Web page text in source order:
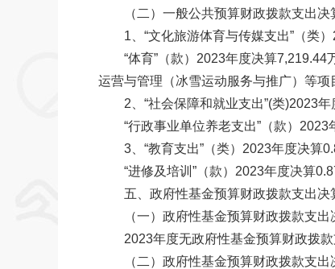
（二）一般公共预算财政拨款支出
1、“文化旅游体育与传媒支出”（类
“体育”（款）2023年度决算7,219.44万
运营与管理（冰雪运动服务与推广）等项目
2、“社会保障和就业支出”(类)2023年
“行政事业单位养老支出”（款）2023
3、“教育支出”（类）2023年度决算
“进修及培训”（款）2023年度决算0.87
五、政府性基金预算财政拨款支出
（一）政府性基金预算财政拨款支
2023年度无政府性基金预算财政拨款支
（二）政府性基金预算财政拨款支